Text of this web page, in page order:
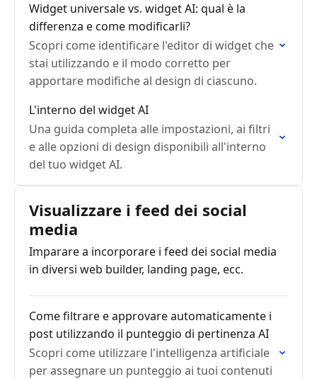
Widget universale vs. widget AI: qual è la
differenza e come modificarli?
Scopri come identificare l'editor di widget che
stai utilizzando e il modo corretto per
apportare modifiche al design di ciascuno.
L'interno del widget AI
Una guida completa alle impostazioni, ai filtri
e alle opzioni di design disponibili all'interno
del tuo widget AI.
Visualizzare i feed dei social
media
Imparare a incorporare i feed dei social media
in diversi web builder, landing page, ecc.
Come filtrare e approvare automaticamente i
post utilizzando il punteggio di pertinenza AI
Scopri come utilizzare l'intelligenza artificiale
per assegnare un punteggio ai tuoi contenuti